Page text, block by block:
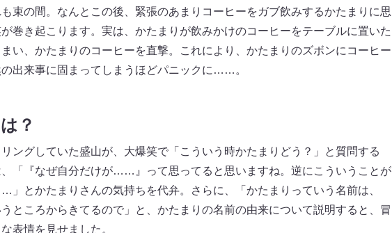
束の間。なんとこの後、緊張のあまりコーヒーをガブ飲みするかたまりに思
巻き起こります。実は、かたまりが飲みかけのコーヒーをテーブルに置いた
い、かたまりのコーヒーを直撃。これにより、かたまりのズボンにコーヒー
出来事に固まってしまうほどパニックに……。
？
ングしていた盛山が、大爆笑で「こういう時かたまりどう？」と質問する
「『なぜ自分だけが……』って思ってると思いますね。逆にこういうことが
とかたまりさんの気持ちを代弁。さらに、「かたまりっていう名前は、
ところからきてるので」と、かたまりの名前の由来について説明すると、冒
表情を見せました。